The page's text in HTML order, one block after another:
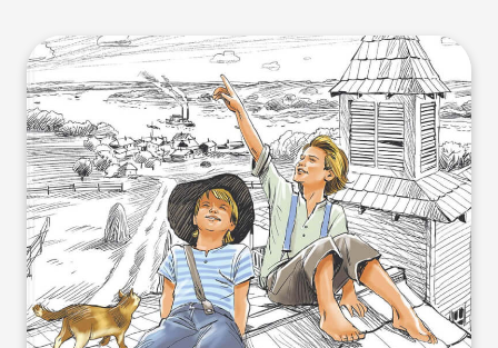
Файл 31
Файл 32
Файл 33